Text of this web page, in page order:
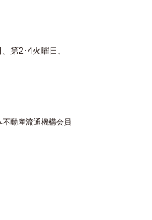
第2･4火曜日、
不動産流通機構会員